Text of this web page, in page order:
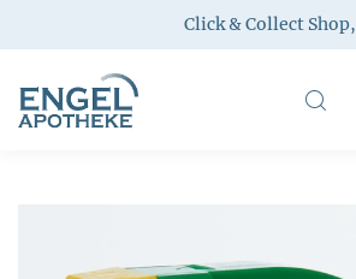
Click & Collect Shop,